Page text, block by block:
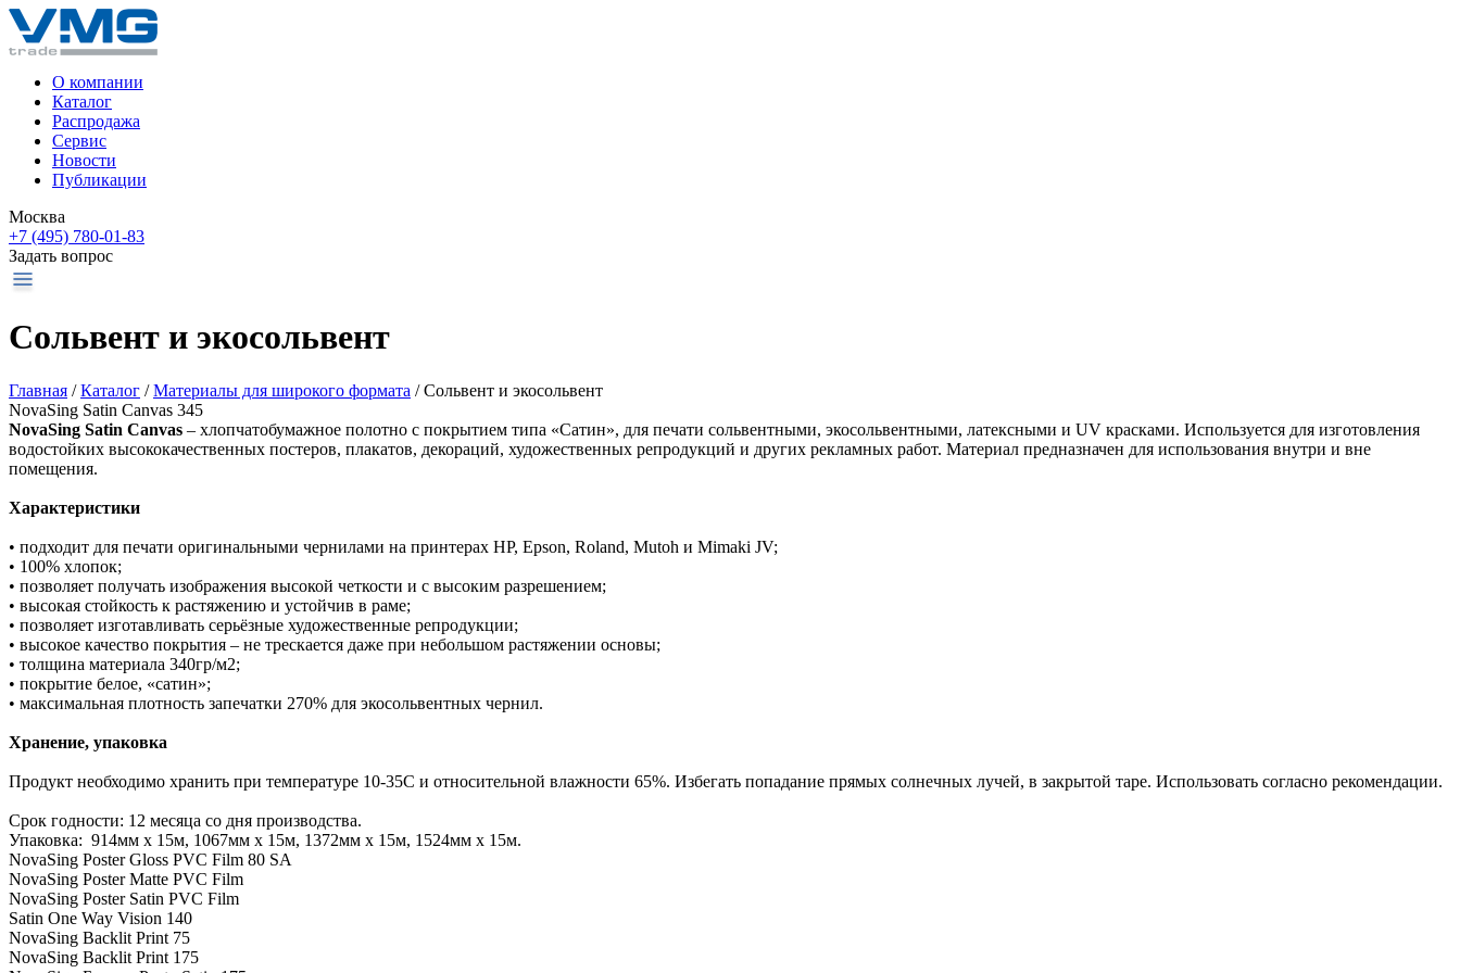
О компании
Каталог
Распродажа
Сервис
Новости
Публикации
Москва
+7 (495) 780-01-83
Задать вопрос
Сольвент и экосольвент
Главная /Каталог /Материалы для широкого формата /Сольвент и экосольвент
NovaSing Satin Canvas 345
NovaSing Satin Canvas – хлопчатобумажное полотно c покрытием типа «Сатин», для печати сольвентными, экосольвентными, латексными и UV красками. Используется для изготовления
водостойких высококачественных постеров, плакатов, декораций, художественных репродукций и других рекламных работ. Материал предназначен для использования внутри и вне
помещения.
Характеристики
• подходит для печати оригинальными чернилами на принтерах HP, Epson, Roland, Mutoh и Mimaki JV;
• 100% хлопок;
• позволяет получать изображения высокой четкости и с высоким разрешением;
• высокая стойкость к растяжению и устойчив в раме;
• позволяет изготавливать серьёзные художественные репродукции;
• высокое качество покрытия – не трескается даже при небольшом растяжении основы;
• толщина материала 340гр/м2;
• покрытие белое, «сатин»;
• максимальная плотность запечатки 270% для экосольвентных чернил.
Хранение, упаковка
Продукт необходимо хранить при температуре 10-35С и относительной влажности 65%. Избегать попадание прямых солнечных лучей, в закрытой таре. Использовать согласно рекомендации.
Срок годности: 12 месяца со дня производства.
Упаковка: 914мм х 15м, 1067мм х 15м, 1372мм х 15м, 1524мм х 15м.
NovaSing Poster Gloss PVC Film 80 SA
NovaSing Poster Matte PVC Film
NovaSing Poster Satin PVC Film
Satin One Way Vision 140
NovaSing Backlit Print 75
NovaSing Backlit Print 175